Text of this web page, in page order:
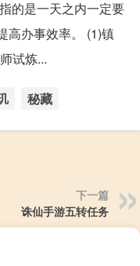
的是一天之内一定要
高办事效率。 (1)镇
试炼...
秘藏
下一篇
诛仙手游五转任务